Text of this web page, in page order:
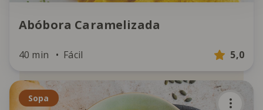
Abóbora Caramelizada
40 min Fácil 5,0
Sopa